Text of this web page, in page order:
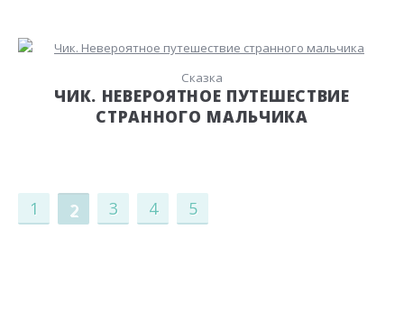
Сказка
ЧИК. НЕВЕРОЯТНОЕ ПУТЕШЕСТВИЕ
СТРАННОГО МАЛЬЧИКА
1 2 3 4 5